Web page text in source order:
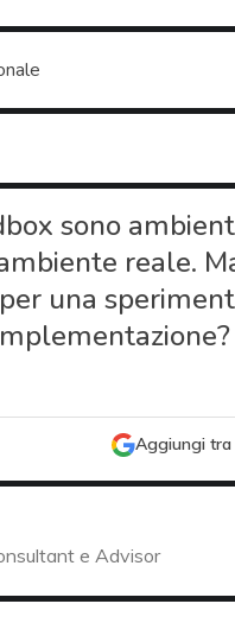
sono
reale.
una
Aggiungi tra
e Advisor